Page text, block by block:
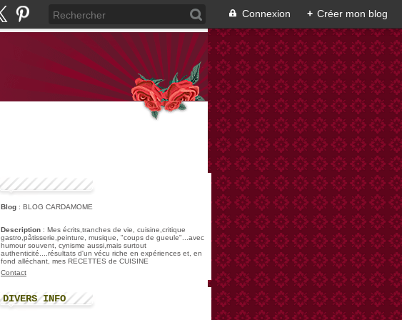
Connexion + Créer mon blog
Blog : BLOG CARDAMOME
Description : Mes écrits,tranches de vie, cuisine,critique
gastro,pâtisserie,peinture, musique, "coups de gueule"...avec
humour souvent, cynisme aussi,mais surtout
authenticité....résultats d'un vécu riche en expériences et, en
fond alléchant, mes RECETTES de CUISINE
Contact
DIVERS INFO